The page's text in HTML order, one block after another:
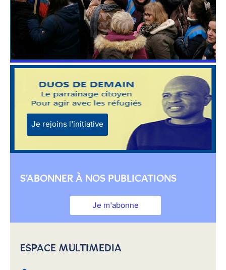
Je rejoins l'initiative
S'ABONNER À NOS PUBLICATIONS
Je m'abonne
ESPACE MULTIMEDIA